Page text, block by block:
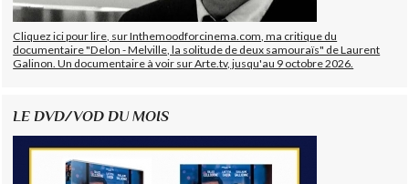
Cliquez ici pour lire, sur Inthemoodforcinema.com, ma critique du
documentaire "Delon - Melville, la solitude de deux samouraïs" de Laurent
Galinon. Un documentaire à voir sur Arte.tv, jusqu'au 9 octobre 2026.
LE DVD/VOD DU MOIS